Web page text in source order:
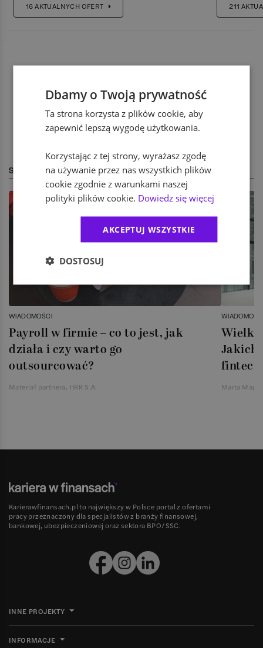
16AKTUALNYCH OFERT 211
STREFA EKSPERTA
WIADOMOŚCI
Payroll w firmie – co to jest, jak
działa i czy warto go
outsourcować?
Materiał partnera, HRK S.A.
Jakich
Marta
Karierawfinansach.pl to największy w Polsce portal z ofertami
pracy przeznaczony dla specjalistów z branży finansowej,
bankowej, ubezpieczeniowej oraz sektora BPO/SSC.
INNE PROJEKTY
INFORMACJE
Dbamy o Twoją prywatność
Ta strona korzysta z plików cookie, aby
zapewnić lepszą wygodę użytkowania.
Korzystając z tej strony, wyrażasz zgodę
na używanie przez nas wszystkich plików
cookie zgodnie z warunkami naszej
polityki plików cookie. Dowiedz się więcej
AKCEPTUJ WSZYSTKIE
DOSTOSUJ